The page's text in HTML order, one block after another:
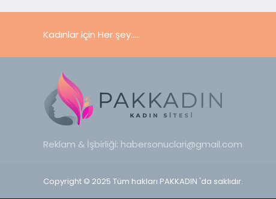
Kadınlar için Her şey.....
Reklam & İşbirliği: habersonuclari@gmail.com
Copyright © 2025 Tüm hakları PAKKADIN 'da saklıdır.